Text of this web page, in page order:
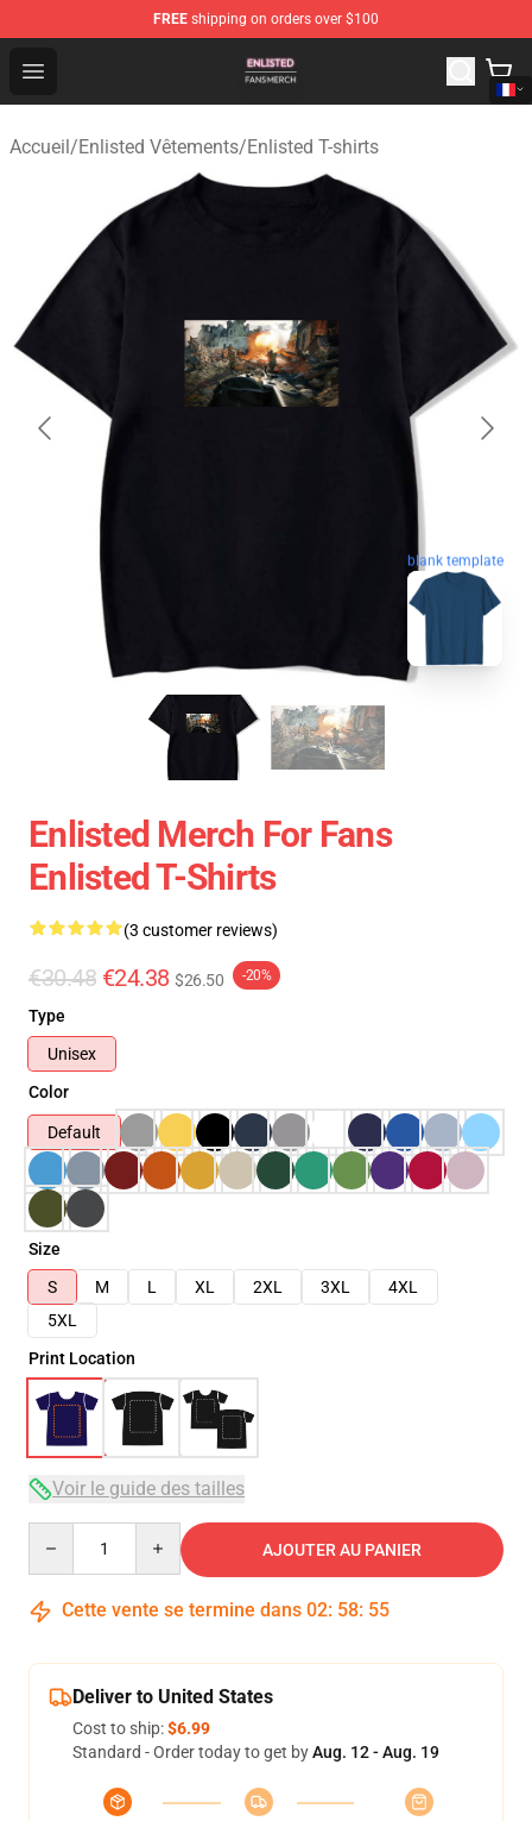
FREE shipping on orders over $100
Open menu
Enlisted Shop - Official Enlisted Merchandise Store
Accueil/Enlisted Vêtements/Enlisted T-shirts
blank template
Enlisted Merch For Fans
Enlisted T-Shirts
(3 customer reviews)
€30.48 €24.38 $26.50 -20%
Type
Unisex
Color
Default
Size
S
M L XL 2XL 3XL
4XL
5XL
Print Location
Voir le guide des tailles
AJOUTER AU PANIER
Cette vente se termine dans 02: 58: 54
Deliver to United States
Cost to ship:$6.99
Standard - Order today to get byAug. 12 - Aug. 19